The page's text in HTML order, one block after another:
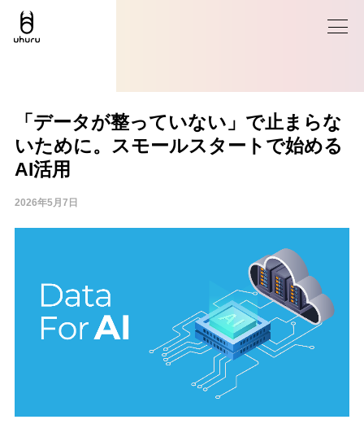
「データが整っていない」で止まらな
いために。スモールスタートで始める
AI活用
2026年5月7日